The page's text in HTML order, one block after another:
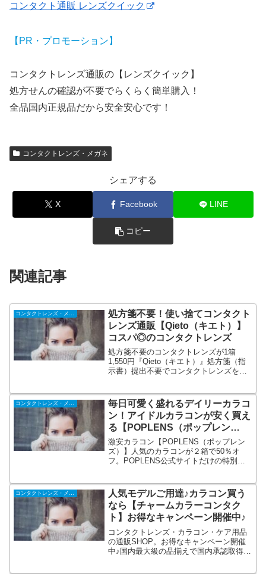
コンタクト通販 レンズクイック
【PR・プロモーション】
コンタクトレンズ通販の【レンズクイック】
処方せんの確認が不要でらくらく簡単購入！
全品国内正規品だから安全安心です！
コンタクトレンズ・メガネ
シェアする
X Facebook LINE
コピー
関連記事
処方箋不要！使い捨てコンタクト
レンズ通販【Qieto（キエト）】
コスパ◎のコンタクトレンズ
処方箋不要のコンタクトレンズが1箱
1,550円『Qieto（キエト）』処方箋（指
示書）提出不要でコンタクトレンズをご
け。ウェブサイトはもちろん、オーダー
確認メール、お客様からの問い合わせメ
ール等、すべて日本語で対応。
毎日可愛く盛れるデイリーカラコ
ン！アイドルカラコンが安く買え
る【POPLENS（ポップレン
ズ）】
激安カラコン【POPLENS（ポップレン
ズ）】人気のカラコンが２箱で50％オ
フ。POPLENS公式サイトだけの特別キ
気アイライターグローイ・ビビリング・
スカンディ・チェリームーンなど。
コンタクトレンズ・メガネ
人気モデルご用達♪カラコン買う
なら【チャームカラーコンタク
ト】お得なキャンペーン開催中♪
コンタクトレンズ・カラコン・ケア用品
の通販SHOP。お得なキャンペーン開催
中♪国内最大級の品揃えで国内承認取得レ